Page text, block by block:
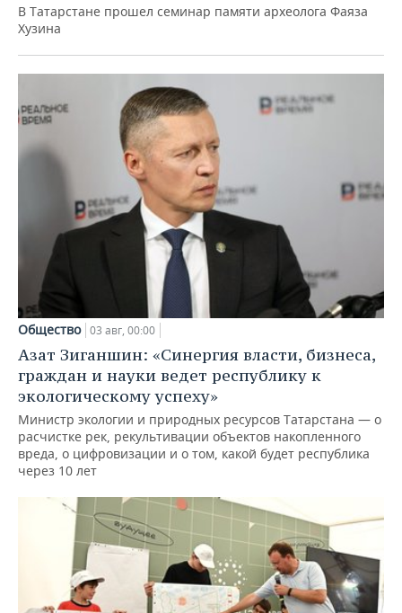
В Татарстане прошел семинар памяти археолога Фаяза
Хузина
Общество 03 авг, 00:00
Азат Зиганшин: «Синергия власти, бизнеса,
граждан и науки ведет республику к
экологическому успеху»
Министр экологии и природных ресурсов Татарстана — о
расчистке рек, рекультивации объектов накопленного
вреда, о цифровизации и о том, какой будет республика
через 10 лет